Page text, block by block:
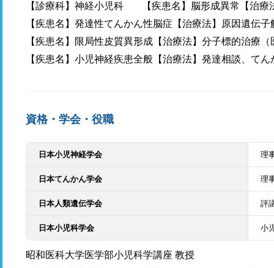
【診療科】神経小児科
【疾患名】脳形成異常【治
【疾患名】発達性てんかん性脳症【治療法】原因遺伝
【疾患名】限局性皮質異形成【治療法】分子標的治療
【疾患名】小児神経疾患全般【治療法】発達相談、て
資格・学会・役職
日本小児神経学会 理
日本てんかん学会 理
日本人類遺伝学会 評
日本小児科学会 小
昭和医科大学医学部小児科学講座 教授